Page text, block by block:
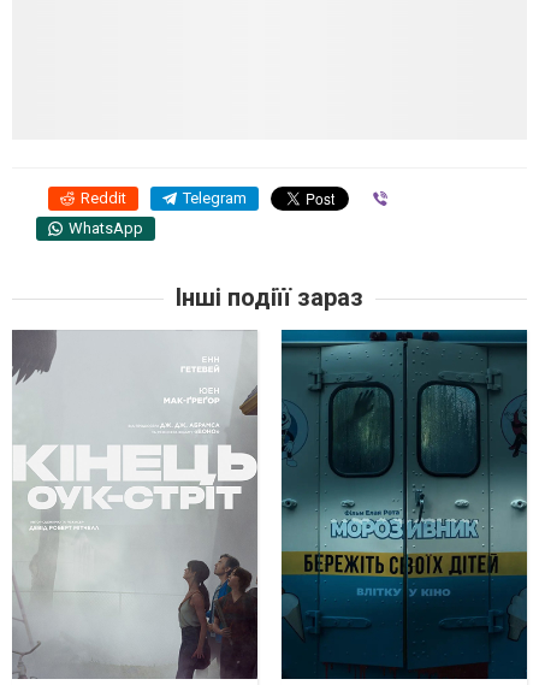
Reddit Telegram
WhatsApp
Інші подіїї зараз